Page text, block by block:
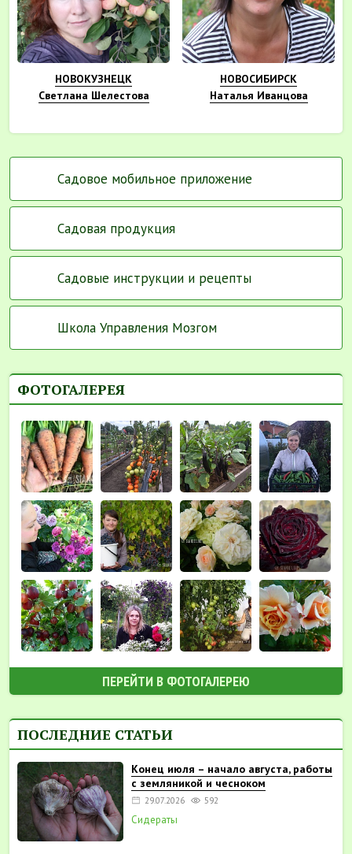
НОВОКУЗНЕЦК
Светлана Шелестова
НОВОСИБИРСК
Наталья Иванцова
Садовое мобильное приложение
Садовая продукция
Садовые инструкции и рецепты
Школа Управления Мозгом
ФОТОГАЛЕРЕЯ
ПЕРЕЙТИ В ФОТОГАЛЕРЕЮ
ПОСЛЕДНИЕ СТАТЬИ
Конец июля – начало августа, работы
с земляникой и чесноком
29.07.2026 592
Сидераты